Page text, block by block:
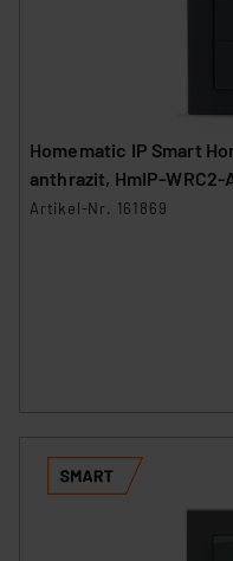
Homematic IP Smart
anthrazit, HmIP-WRC2-
Artikel-Nr. 161869